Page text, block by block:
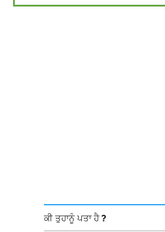
ਕੀ ਤੁਹਾਨੂੰ ਪਤਾ ਹੈ ?